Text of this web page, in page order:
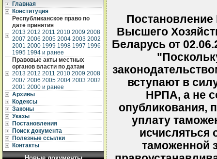
Главная
Конституция
Республиканское право по
дате принятия
2013 2012 2011 2010 2009 2008
2007 2006 2005 2004 2003 2002
2001 2000 1999 1998 1997 1996
1995 1994 и ранее
Правовые акты местных
органов власти по датам
2013 2012 2011 2010 2009 2008
2007 2006 2005 2004 2003 2002
2001 2000 и ранее
Архивы
Кодексы
Законы
Указы
Постановления
Поиск документа
Полезные ссылки
Контакты
Постановление
Высшего
Беларусь от
вступают в
НРПА, а не
опубликования,
уплату
исчисляться
таможенной